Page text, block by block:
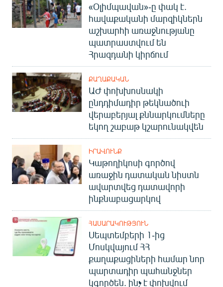
«Օլիմպավան»-ը փակ է.
հավաքականի մարզիկներն
աշխարհի առաջնությանը
պատրաստվում են
Հրազդանի կիրճում
ՔԱՂԱՔԱԿԱՆ
ԱԺ փոխխոսնակի
ընդդիմադիր թեկնածուի
վերաբերյալ քննարկումները
եկող շաբաթ կշարունակվեն
ԻՐԱՎՈՒՆՔ
Կաթողիկոսի գործով
առաջին դատական նիստն
ավարտվեց դատավորի
ինքնաբացարկով
ՀԱՍԱՐԱԿՈՒԹՅՈՒՆ
Սեպտեմբերի 1-ից
Մոսկվայում ՀՀ
քաղաքացիների համար նոր
պարտադիր պահանջներ
կգործեն. ինչ է փոխվում